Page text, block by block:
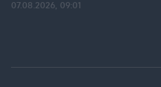
07.08.2026, 09:01